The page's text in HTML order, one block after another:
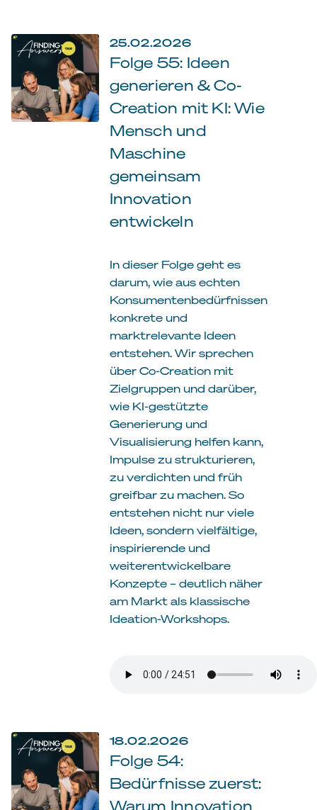
25.02.2026
Folge 55: Ideen
generieren & Co-
Creation mit KI: Wie
Mensch und
Maschine
gemeinsam
Innovation
entwickeln
In dieser Folge geht es
darum, wie aus echten
Konsumentenbedürfnissen
konkrete und
marktrelevante Ideen
entstehen. Wir sprechen
über Co-Creation mit
Zielgruppen und darüber,
wie KI-gestützte
Generierung und
Visualisierung helfen kann,
Impulse zu strukturieren,
zu verdichten und früh
greifbar zu machen. So
entstehen nicht nur viele
Ideen, sondern vielfältige,
inspirierende und
weiterentwickelbare
Konzepte – deutlich näher
am Markt als klassische
Ideation-Workshops.
18.02.2026
Folge 54:
Bedürfnisse zuerst:
Warum Innovation